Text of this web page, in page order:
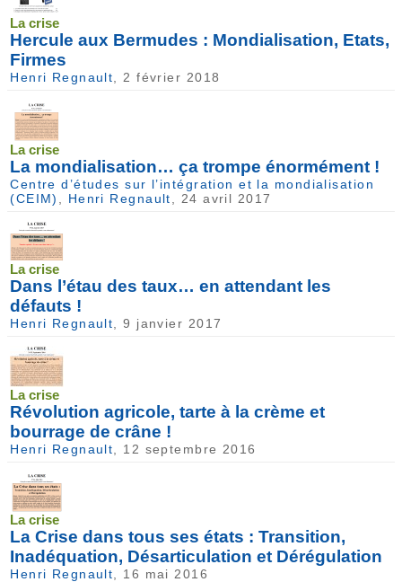
La crise
Hercule aux Bermudes : Mondialisation, Etats,
Firmes
Henri Regnault , 2 février 2018
La crise
La mondialisation… ça trompe énormément !
Centre d’études sur l’intégration et la mondialisation
(CEIM)
Henri Regnault , 24 avril 2017
La crise
Dans l’étau des taux… en attendant les
défauts !
Henri Regnault , 9 janvier 2017
La crise
Révolution agricole, tarte à la crème et
bourrage de crâne !
Henri Regnault , 12 septembre 2016
La crise
La Crise dans tous ses états : Transition,
Inadéquation, Désarticulation et Dérégulation
Henri Regnault , 16 mai 2016